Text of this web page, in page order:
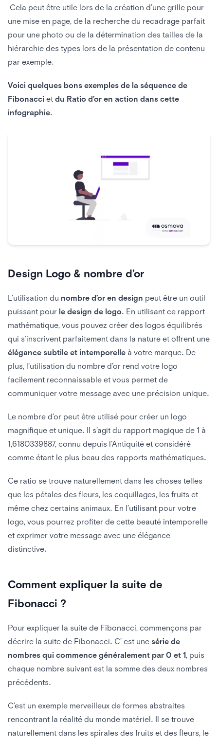
Cela peut être utile lors de la création d’une grille pour
une mise en page, de la recherche du recadrage parfait
pour une photo ou de la détermination des tailles de la
hiérarchie des types lors de la présentation de contenu
par exemple.
Voici quelques bons exemples de la séquence de
Fibonacci et du Ratio d’or en action dans cette
infographie.
Design Logo & nombre d’or
L’utilisation du nombre d’or en design peut être un outil
puissant pour le design de logo. En utilisant ce rapport
mathématique, vous pouvez créer des logos équilibrés
qui s’inscrivent parfaitement dans la nature et offrent une
élégance subtile et intemporelle à votre marque. De
plus, l’utilisation du nombre d’or rend votre logo
facilement reconnaissable et vous permet de
communiquer votre message avec une précision unique.
Le nombre d’or peut être utilisé pour créer un logo
magnifique et unique. Il s’agit du rapport magique de 1 à
1,6180339887, connu depuis l’Antiquité et considéré
comme étant le plus beau des rapports mathématiques.
Ce ratio se trouve naturellement dans les choses telles
que les pétales des fleurs, les coquillages, les fruits et
même chez certains animaux. En l’utilisant pour votre
logo, vous pourrez profiter de cette beauté intemporelle
et exprimer votre message avec une élégance
distinctive.
Comment expliquer la suite de
Fibonacci ?
Pour expliquer la suite de Fibonacci, commençons par
décrire la suite de Fibonacci. C’ est une série de
nombres qui commence généralement par 0 et 1 , puis
chaque nombre suivant est la somme des deux nombres
précédents.
C’est un exemple merveilleux de formes abstraites
rencontrant la réalité du monde matériel. Il se trouve
naturellement dans les spirales des fruits et des fleurs, le